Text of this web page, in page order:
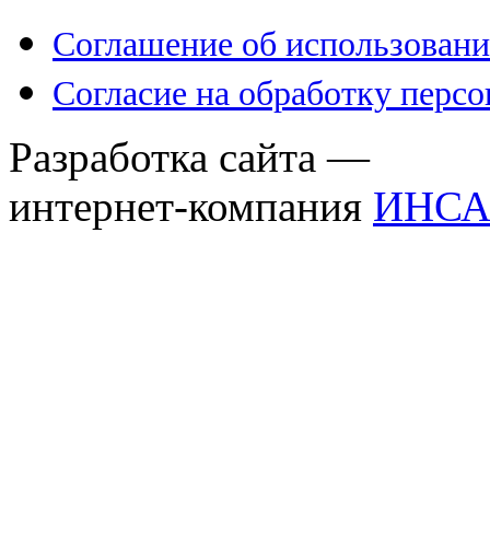
Соглашение об
Согласие на обработку
Разработка сайта —
интернет-компания